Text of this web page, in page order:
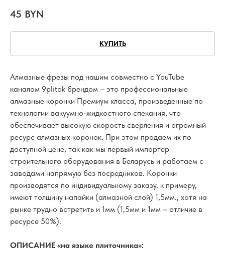
45 BYN
КУПИТЬ
Алмазные фрезы под нашим совместно с YouTube
каналом 9plitok брендом – это профессиональные
алмазные коронки Премиум класса, произведенные по
технологии вакуумно-жидкостного спекания, что
обеспечивает высокую скорость сверления и огромный
ресурс алмазных коронок. При этом продаем их по
доступной цене, так как мы первый импортер
строительного оборудования в Беларусь и работаем с
заводами напрямую без посредников. Коронки
производятся по индивидуальному заказу, к примеру,
имеют толщину напайки (алмазной слой) 1,5мм., хотя на
рынке трудно встретить и 1мм (1,5мм и 1мм – отличие в
ресурсе 50%).
ОПИСАНИЕ «на языке плиточника»: